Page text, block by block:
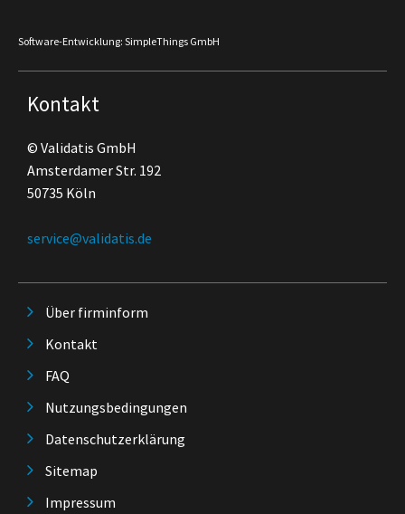
Software-Entwicklung: SimpleThings GmbH
Kontakt
© Validatis GmbH
Amsterdamer Str. 192
50735 Köln
service@validatis.de
Über firminform
Kontakt
FAQ
Nutzungsbedingungen
Datenschutzerklärung
Sitemap
Impressum